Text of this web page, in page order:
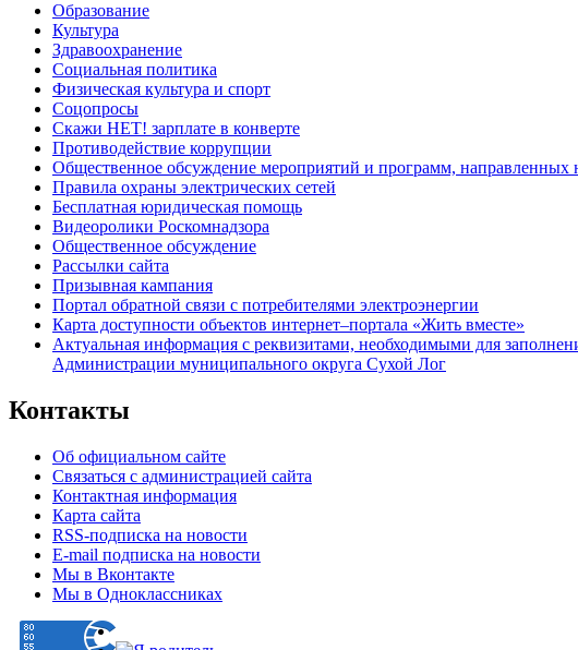
Образование
Культура
Здравоохранение
Социальная политика
Физическая культура и спорт
Соцопросы
Скажи НЕТ! зарплате в конверте
Противодействие коррупции
Общественное обсуждение мероприятий и программ, направленных
Правила охраны электрических сетей
Бесплатная юридическая помощь
Видеоролики Роскомнадзора
Общественное обсуждение
Рассылки сайта
Призывная кампания
Портал обратной связи с потребителями электроэнергии
Карта доступности объектов интернет–портала «Жить вместе»
Актуальная информация с реквизитами, необходимыми для
Администрации муниципального округа Сухой Лог
Контакты
Об официальном сайте
Связаться с администрацией сайта
Контактная информация
Карта сайта
RSS-подписка на новости
E-mail подписка на новости
Мы в Вконтакте
Мы в Одноклассниках